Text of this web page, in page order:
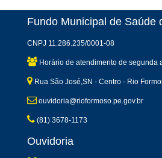
Fundo Municipal de Saúde
CNPJ 11.286.235/0001-08
Horário de atendimento de segunda
Rua São José,SN - Centro - Rio
ouvidoria@rioformoso.pe.gov.br
(81) 3678-1173
Ouvidoria